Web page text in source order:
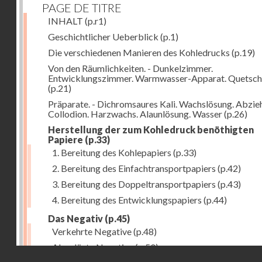
PAGE DE TITRE
INHALT (p.r1)
Geschichtlicher Ueberblick (p.1)
Die verschiedenen Manieren des Kohledrucks (p.19)
Von den Räumlichkeiten. - Dunkelzimmer.
Entwicklungszimmer. Warmwasser-Apparat.
(p.21)
Präparate. - Dichromsaures Kali. Wachslösung.
Collodion. Harzwachs. Alaunlösung. Wasser(p.26)
Herstellung der zum Kohledruck benöthigten
Papiere (p.33)
1. Bereitung des Kohlepapiers (p.33)
2. Bereitung des Einfachtransportpapiers (p.42)
3. Bereitung des Doppeltransportpapiers (p.43)
4. Bereitung des Entwicklungspapiers (p.44)
Das Negativ (p.45)
Verkehrte Negative(p.48)
Abgelöste Negative(p.50)